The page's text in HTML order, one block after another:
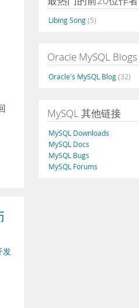
发
Libing Song(5)
Oracle MySQL Blogs
Oracle's MySQL Blog(32)
MySQL 其他链接
MySQL Downloads
MySQL Docs
MySQL Bugs
MySQL Forums